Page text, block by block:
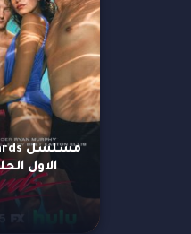
الاول الحلقة 3